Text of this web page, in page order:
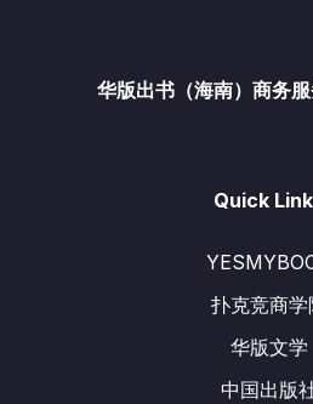
华版出书（海南）商务
Quick
扑克竞商学
华版文学
中国出版